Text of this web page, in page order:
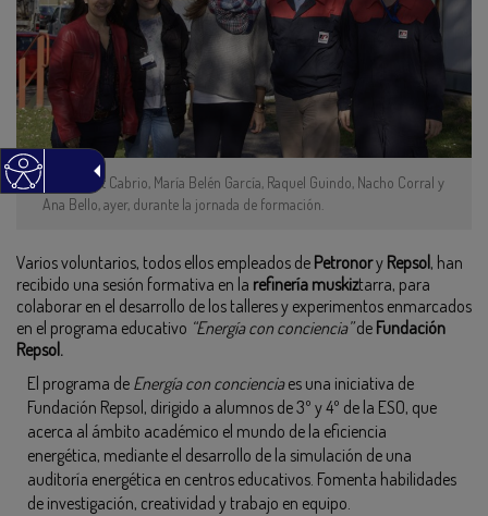
Montserrat Cabrio, María Belén García, Raquel Guindo, Nacho Corral y
Ana Bello, ayer, durante la jornada de formación.
Varios voluntarios, todos ellos empleados de Petronory Repsol , han
recibido una sesión formativa en la refinería muskiztarra, para
colaborar en el desarrollo de los talleres y experimentos enmarcados
en el programa educativo “Energía con conciencia”de Fundación
Repsol.
El programa de Energía con concienciaes una iniciativa de
Fundación Repsol, dirigido a alumnos de 3º y 4º de la ESO, que
acerca al ámbito académico el mundo de la eficiencia
energética, mediante el desarrollo de la simulación de una
auditoría energética en centros educativos. Fomenta habilidades
de investigación, creatividad y trabajo en equipo.